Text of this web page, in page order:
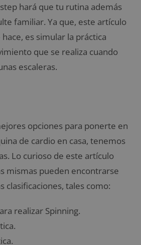
hará que tu rutina además
familiar. Ya que, este artículo
es simular la práctica
que se realiza cuando
escaleras.
opciones para ponerte en
de cardio en casa, tenemos
Lo curioso de este artículo
mismas pueden encontrarse
clasificaciones, tales como:
realizar Spinning.